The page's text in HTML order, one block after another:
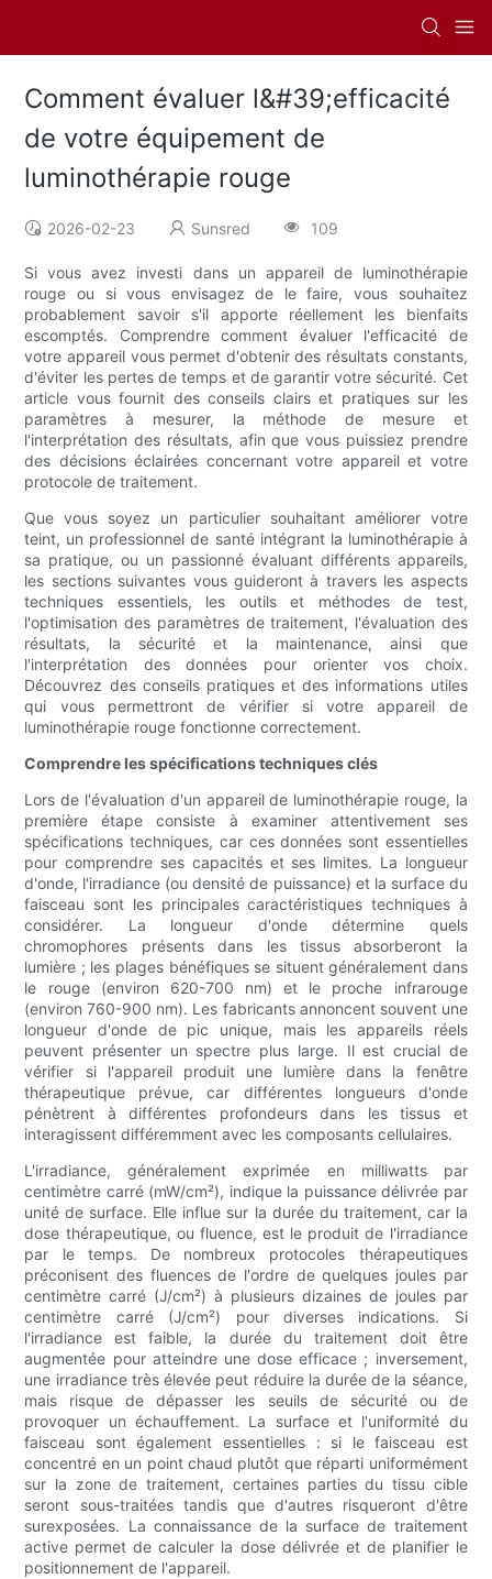
Comment évaluer l&#39;efficacité
de votre équipement de
luminothérapie rouge
2026-02-23 Sunsred 109
Si vous avez investi dans un appareil de luminothérapie
rouge ou si vous envisagez de le faire, vous souhaitez
probablement savoir s'il apporte réellement les bienfaits
escomptés. Comprendre comment évaluer l'efficacité de
votre appareil vous permet d'obtenir des résultats constants,
d'éviter les pertes de temps et de garantir votre sécurité. Cet
article vous fournit des conseils clairs et pratiques sur les
paramètres à mesurer, la méthode de mesure et
l'interprétation des résultats, afin que vous puissiez prendre
des décisions éclairées concernant votre appareil et votre
protocole de traitement.
Que vous soyez un particulier souhaitant améliorer votre
teint, un professionnel de santé intégrant la luminothérapie à
sa pratique, ou un passionné évaluant différents appareils,
les sections suivantes vous guideront à travers les aspects
techniques essentiels, les outils et méthodes de test,
l'optimisation des paramètres de traitement, l'évaluation des
résultats, la sécurité et la maintenance, ainsi que
l'interprétation des données pour orienter vos choix.
Découvrez des conseils pratiques et des informations utiles
qui vous permettront de vérifier si votre appareil de
luminothérapie rouge fonctionne correctement.
Comprendre les spécifications techniques clés
Lors de l'évaluation d'un appareil de luminothérapie rouge, la
première étape consiste à examiner attentivement ses
spécifications techniques, car ces données sont essentielles
pour comprendre ses capacités et ses limites. La longueur
d'onde, l'irradiance (ou densité de puissance) et la surface du
faisceau sont les principales caractéristiques techniques à
considérer. La longueur d'onde détermine quels
chromophores présents dans les tissus absorberont la
lumière ; les plages bénéfiques se situent généralement dans
le rouge (environ 620-700 nm) et le proche infrarouge
(environ 760-900 nm). Les fabricants annoncent souvent une
longueur d'onde de pic unique, mais les appareils réels
peuvent présenter un spectre plus large. Il est crucial de
vérifier si l'appareil produit une lumière dans la fenêtre
thérapeutique prévue, car différentes longueurs d'onde
pénètrent à différentes profondeurs dans les tissus et
interagissent différemment avec les composants cellulaires.
L'irradiance, généralement exprimée en milliwatts par
centimètre carré (mW/cm²), indique la puissance délivrée par
unité de surface. Elle influe sur la durée du traitement, car la
dose thérapeutique, ou fluence, est le produit de l'irradiance
par le temps. De nombreux protocoles thérapeutiques
préconisent des fluences de l'ordre de quelques joules par
centimètre carré (J/cm²) à plusieurs dizaines de joules par
centimètre carré (J/cm²) pour diverses indications. Si
l'irradiance est faible, la durée du traitement doit être
augmentée pour atteindre une dose efficace ; inversement,
une irradiance très élevée peut réduire la durée de la séance,
mais risque de dépasser les seuils de sécurité ou de
provoquer un échauffement. La surface et l'uniformité du
faisceau sont également essentielles : si le faisceau est
concentré en un point chaud plutôt que réparti uniformément
sur la zone de traitement, certaines parties du tissu cible
seront sous-traitées tandis que d'autres risqueront d'être
surexposées. La connaissance de la surface de traitement
active permet de calculer la dose délivrée et de planifier le
positionnement de l'appareil.